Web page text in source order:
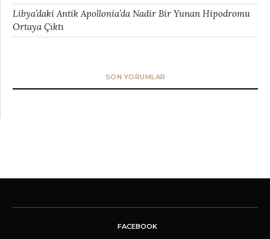
Libya’daki Antik Apollonia’da Nadir Bir Yunan Hipodromu
Ortaya Çıktı
SON YORUMLAR
FACEBOOK